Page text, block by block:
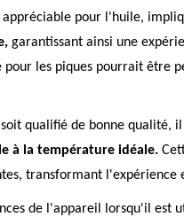
pour l'huile,
garantissant ainsi une
les piques pourrait être
qualifié de bonne qualité,
à la température idéale.
transformant l'expérience
de l'appareil lorsqu'il est